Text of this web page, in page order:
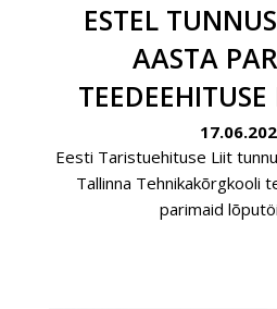
ESTEL
AASTA
Eesti Taristuehituse Liit
Tallinna Tehnikakõrgkooli
parimaid